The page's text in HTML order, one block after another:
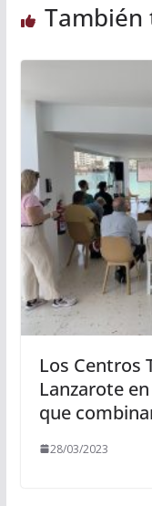
También
Los Centros
Lanzarote
que
28/03/2023